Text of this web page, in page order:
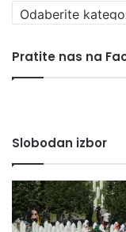
Pregledaj
sve
Pratite nas na
Slobodan izbor